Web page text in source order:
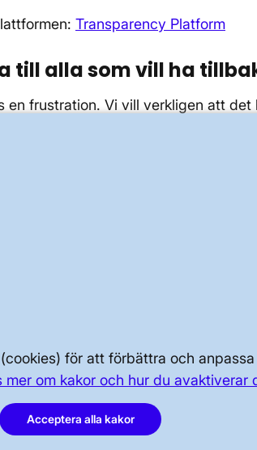
för att förbättra och
mer om kakor och hur du avaktiverar
Acceptera alla kakor
Transparency Platform
till alla som vill ha
en frustration. Vi vill verkligen att
OM OSS